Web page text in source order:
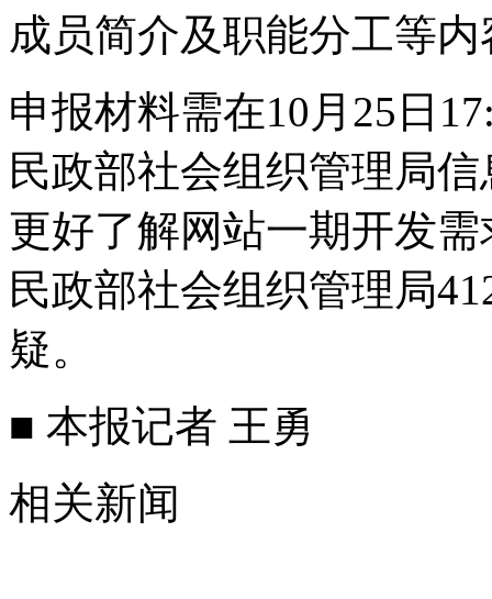
成员简介及职能分工等内
申报材料需在10月25日
民政部社会组织管理局
更好了解网站一期开发
民政部社会组织管理局
疑。
■ 本报记者 王勇
相关新闻